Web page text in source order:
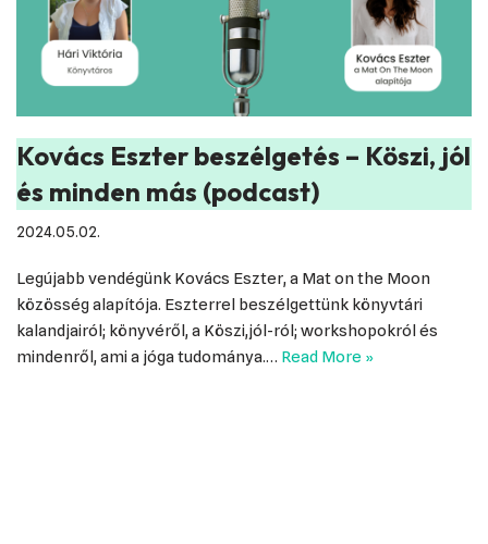
Kovács Eszter beszélgetés – Köszi, jól
és minden más (podcast)
2024.05.02.
Legújabb vendégünk Kovács Eszter, a Mat on the Moon
közösség alapítója. Eszterrel beszélgettünk könyvtári
kalandjairól; könyvéről, a Köszi,jól-ról; workshopokról és
mindenről, ami a jóga tudománya.… Read More »